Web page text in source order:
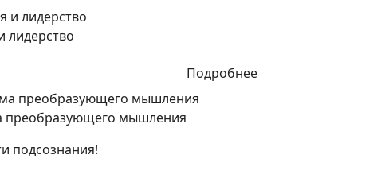
лидерство
Подробнее
преобразующего мышления
подсознания!